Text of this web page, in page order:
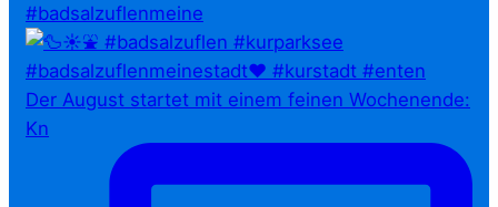
#badsalzuflenmeine
Der August startet mit einem feinen Wochenende:
Kn